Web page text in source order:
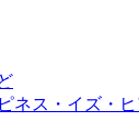
ネス・イズ・